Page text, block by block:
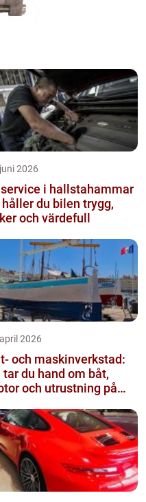
2026
i hallstahammar
håller du bilen trygg,
och värdefull
2026
och maskinverkstad:
tar du hand om båt,
och utrustning på